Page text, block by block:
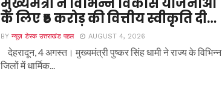
मुख्यमंत्री ने विभिन्न विकास योजनाओं
के लिए ₹5 करोड़ की वित्तीय स्वीकृति दी…
BYन्यूज़ डेस्क उत्तराखंड पहल AUGUST 4, 2026
देहरादून, 4 अगस्त। मुख्यमंत्री पुष्कर सिंह धामी ने राज्य के विभिन्न
जिलों में धार्मिक...